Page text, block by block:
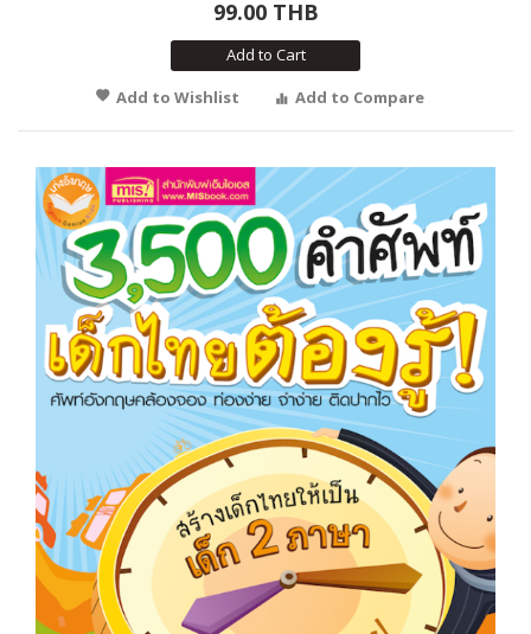
99.00 THB
Add to Cart
Add to Wishlist
Add to Compare